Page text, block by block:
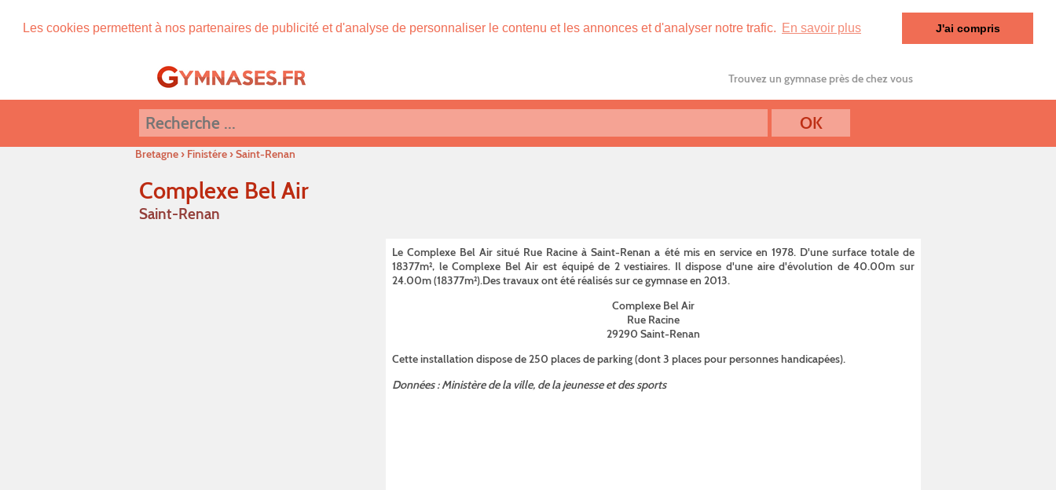
Les cookies permettent à nos partenaires de publicité et d'analyse de personnaliser le contenu et les annonces et d'analyser notre trafic. En savoir plus J'ai compris
Trouvez un gymnase près de chez vous
Bretagne› Finistére›Saint-Renan
Complexe Bel Air
Saint-Renan
Le Complexe Bel Air situé Rue Racine à Saint-Renan a été mis en service en 1978. D'une surface totale de
18377m², le Complexe Bel Air est équipé de 2 vestiaires. Il dispose d'une aire d'évolution de 40.00m sur
24.00m (18377m²).Des travaux ont été réalisés sur ce gymnase en 2013.
Complexe Bel Air
Rue Racine
29290 Saint-Renan
Cette installation dispose de 250 places de parking (dont 3 places pour personnes handicapées).
Données : Ministère de la ville, de la jeunesse et des sports